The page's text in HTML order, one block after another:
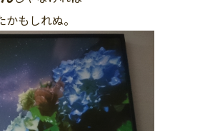
もしれぬ。